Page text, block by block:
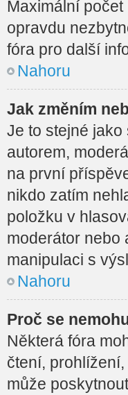
Maximální
opravdu
fóra pro další
Nahoru
Jak změním
Je to stejné
autorem,
na první
nikdo zatím
položku v
moderátor nebo
manipulaci s
Nahoru
Proč se
Některá fóra
čtení,
může